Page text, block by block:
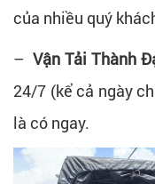
của nhiều quý
– Vận Tải Thành
24/7 (kể cả ngày
là có ngay.